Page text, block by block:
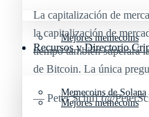
Mejores memecoins
Memecoins de Solana
Recursos y Directorio
Mejores memecoins
La capitalización de
la capitalización de
tiempo también superará
de Bitcoin. La única
— Peter Schiff